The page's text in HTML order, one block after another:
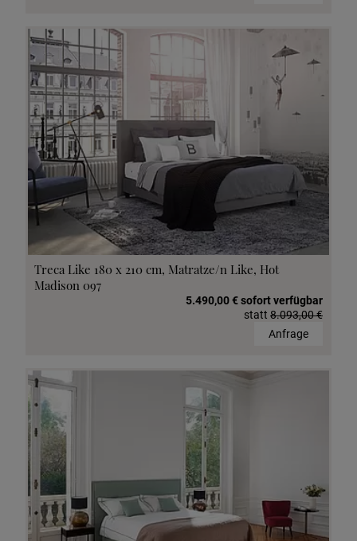
Treca Like 180 x 210 cm, Matratze/n Like, Hot
Madison 097
5.490,00 € sofort verfügbar
statt 8.093,00 €
Anfrage